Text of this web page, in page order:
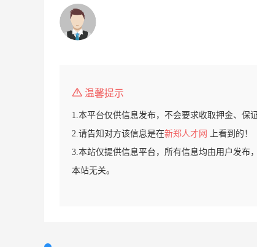
温馨提示
1.本平台仅供信息发布，不会要求收取押金、保
2.请告知对方该信息是在新郑人才网
上看到的！
3.本站仅提供信息平台，所有信息均由用户发布
本站无关。